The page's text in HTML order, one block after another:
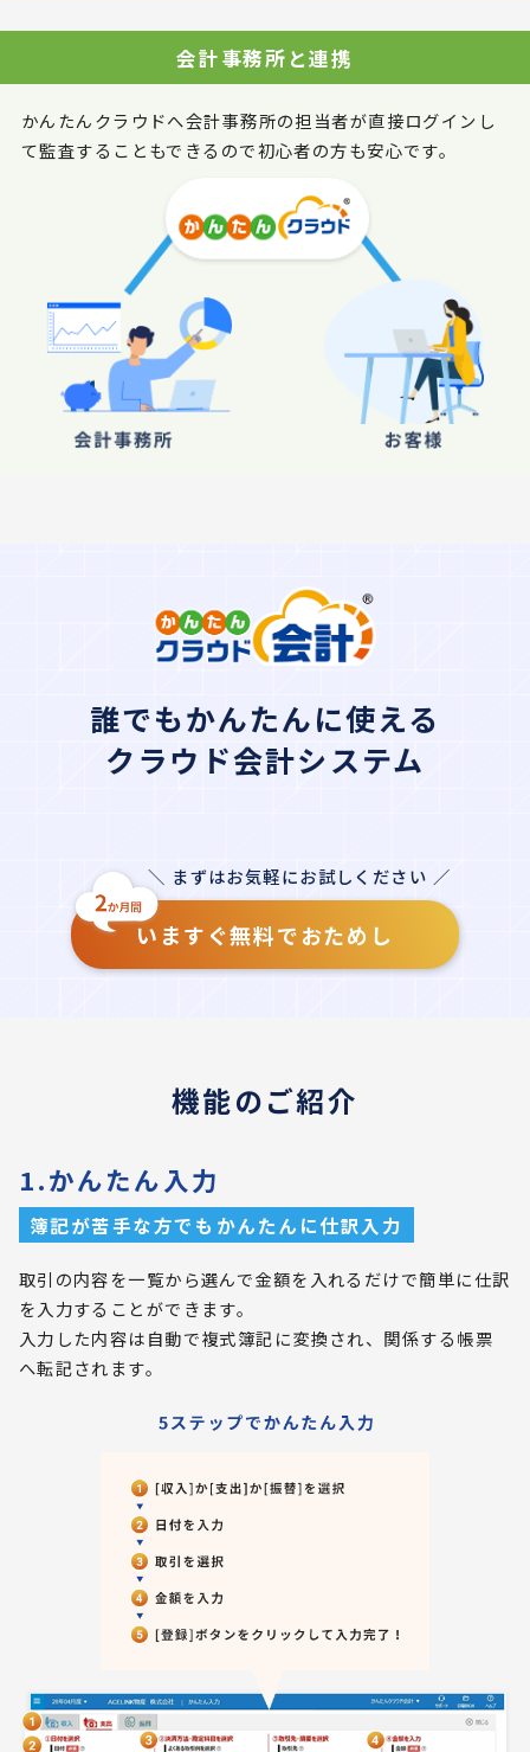
会計事務所と連携
かんたんクラウドへ会計事務所の担当者が直接ログインし
て監査することもできるので初心者の方も安心です。
誰でもかんたんに使える
クラウド会計システム
＼ まずはお気軽にお試しください ／
いますぐ無料でおためし
機能のご紹介
1.かんたん入力
簿記が苦手な方でもかんたんに仕訳入力
取引の内容を一覧から選んで金額を入れるだけで簡単に仕訳
を入力することができます。
入力した内容は自動で複式簿記に変換され、関係する帳票
へ転記されます。